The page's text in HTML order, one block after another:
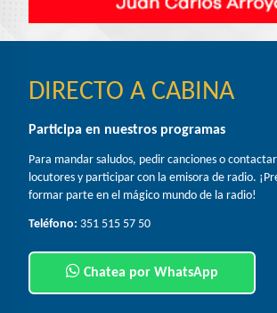
DIRECTO A CABINA
Participa en nuestros programas
Para mandar saludos, pedir canciones o
locutores y participar con la emisora de radio.
formar parte en el mágico mundo de la radio!
Teléfono: 351 515 57 50
Chatea por WhatsApp